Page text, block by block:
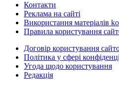
Контакти
Реклама на сайті
Використання матеріалів
Правила користування
Договір користування
Політика у сфері
Угода щодо користування
Редакція